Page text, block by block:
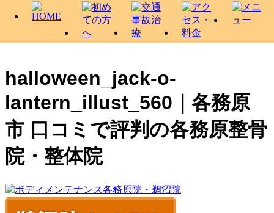
halloween_jack-o-
lantern_illust_560｜各務原
市 口コミで評判の各務原整骨
院・整体院